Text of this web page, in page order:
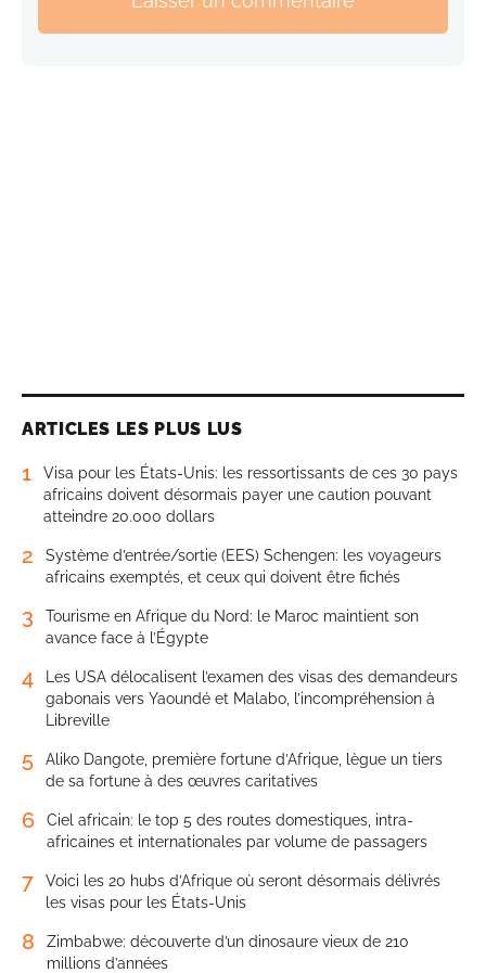
ARTICLES LES PLUS LUS
1
Visa pour les États-Unis: les ressortissants de ces 30 pays
africains doivent désormais payer une caution pouvant
atteindre 20.000 dollars
2
Système d’entrée/sortie (EES) Schengen: les voyageurs
africains exemptés, et ceux qui doivent être fichés
3
Tourisme en Afrique du Nord: le Maroc maintient son
avance face à l’Égypte
4
Les USA délocalisent l’examen des visas des demandeurs
gabonais vers Yaoundé et Malabo, l’incompréhension à
Libreville
5
Aliko Dangote, première fortune d’Afrique, lègue un tiers
de sa fortune à des œuvres caritatives
6
Ciel africain: le top 5 des routes domestiques, intra-
africaines et internationales par volume de passagers
7
Voici les 20 hubs d’Afrique où seront désormais délivrés
les visas pour les États-Unis
8
Zimbabwe: découverte d’un dinosaure vieux de 210
millions d’années